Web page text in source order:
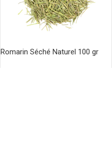
Romarin Séché Naturel 100 gr